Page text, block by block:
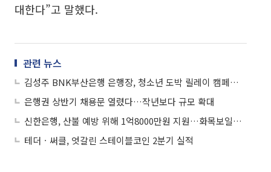
대한다”고 말했다.
관련 뉴스
김성주 BNK부산은행 은행장, 청소년 도박 릴레이 캠페인 동참
은행권 상반기 채용문 열렸다…작년보다 규모 확대
신한은행, 산불 예방 위해 1억8000만원 지원…화목보일러 안전설비 설치
테더ㆍ써클, 엇갈린 스테이블코인 2분기 실적